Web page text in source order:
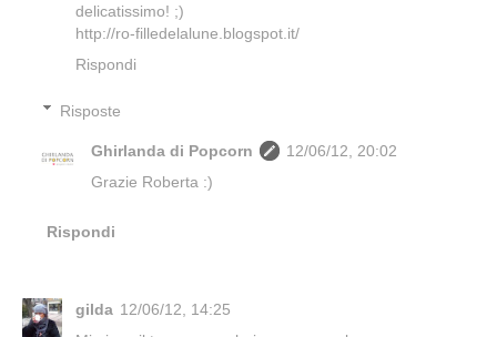
delicatissimo! ;)
http://ro-filledelalune.blogspot.it/
Rispondi
Risposte
Ghirlanda di Popcorn
12/06/12, 20:02
Grazie Roberta :)
Rispondi
gilda 12/06/12, 14:25